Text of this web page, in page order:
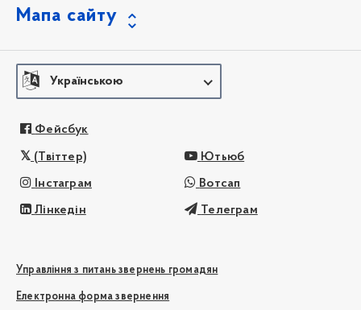
Мапа сайту
Українською
Фейсбук
(Твіттер) Ютьюб
Інстаграм Вотсап
Лінкедін Телеграм
Управління з питань звернень громадян
Електронна форма звернення